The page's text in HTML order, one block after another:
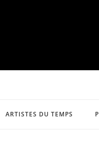
ARTISTES DU TEMPS